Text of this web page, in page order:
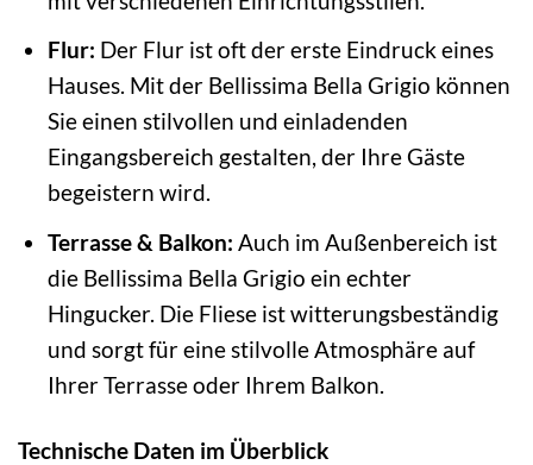
Flur: Der Flur ist oft der erste Eindruck eines
Hauses. Mit der Bellissima Bella Grigio können
Sie einen stilvollen und einladenden
Eingangsbereich gestalten, der Ihre Gäste
begeistern wird.
Terrasse & Balkon: Auch im Außenbereich ist
die Bellissima Bella Grigio ein echter
Hingucker. Die Fliese ist witterungsbeständig
und sorgt für eine stilvolle Atmosphäre auf
Ihrer Terrasse oder Ihrem Balkon.
Technische Daten im Überblick